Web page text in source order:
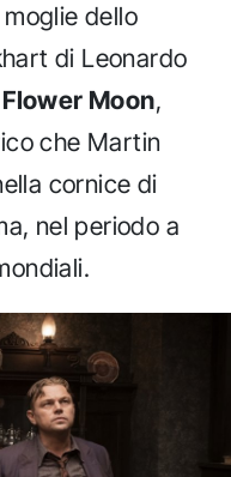
dello
di Leonardo
Moon,
che Martin
cornice di
nel periodo a